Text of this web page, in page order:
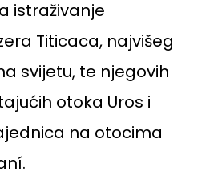
istraživanje
Titicaca, najvišeg
svijetu, te njegovih
otoka Uros i
na otocima